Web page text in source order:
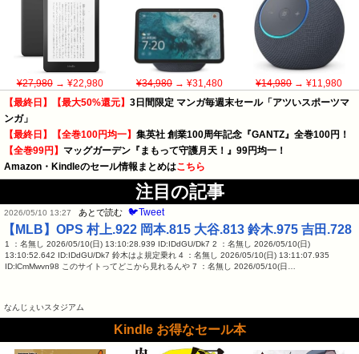
¥27,980→ ¥22,980 ¥34,980→ ¥31,480 ¥14,980→ ¥11,980
【最終日】【最大50%還元】 3日間限定 マンガ毎週末セール「アツいスポーツマ
ンガ」
【最終日】【全巻100円均一】 集英社 創業100周年記念『GANTZ』全巻100円！
【全巻99円】 マッグガーデン『まもって守護月天！』99円均一！
Amazon・Kindleのセール情報まとめはこちら
注目の記事
2026/05/10 13:27 あとで読む 🐦Tweet
【MLB】OPS 村上.922 岡本.815 大谷.813 鈴木.975 吉田.728
1 ：名無し 2026/05/10(日) 13:10:28.939 ID:IDdGU/Dk7 2 ：名無し 2026/05/10(日)
13:10:52.642 ID:IDdGU/Dk7 鈴木はよ規定乗れ 4 ：名無し 2026/05/10(日) 13:11:07.935
ID:lCmMwvn98 このサイトってどこから見れるんや 7 ：名無し 2026/05/10(日…
なんじぇいスタジアム
Kindle お得なセール本